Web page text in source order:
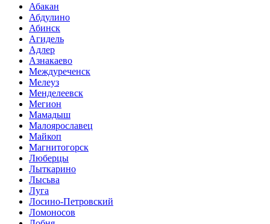
Абакан
Абдулино
Абинск
Агидель
Адлер
Азнакаево
Междуреченск
Мелеуз
Менделеевск
Мегион
Мамадыш
Малоярославец
Майкоп
Магнитогорск
Люберцы
Лыткарино
Лысьва
Луга
Лосино-Петровский
Ломоносов